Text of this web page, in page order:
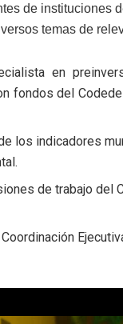
de instituciones
temas de
en
fondos del
los indicadores
de trabajo del